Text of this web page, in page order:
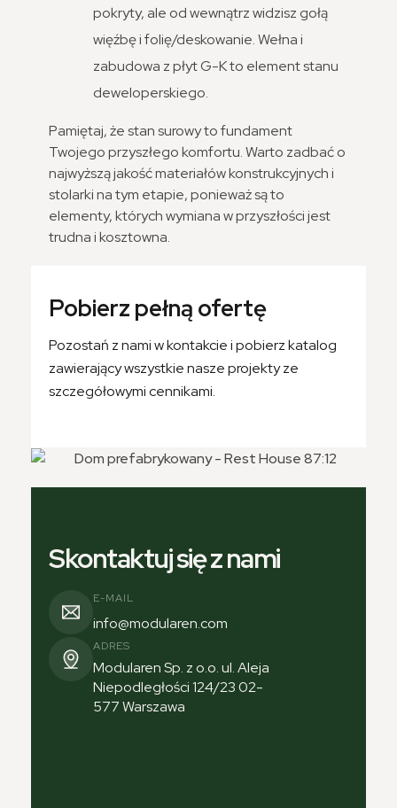
pokryty, ale od wewnątrz widzisz gołą
więźbę i folię/deskowanie. Wełna i
zabudowa z płyt G-K to element stanu
deweloperskiego.
Pamiętaj, że stan surowy to fundament
Twojego przyszłego komfortu. Warto zadbać o
najwyższą jakość materiałów konstrukcyjnych i
stolarki na tym etapie, ponieważ są to
elementy, których wymiana w przyszłości jest
trudna i kosztowna.
Pobierz pełną ofertę
Pozostań z nami w kontakcie i pobierz katalog
zawierający wszystkie nasze projekty ze
szczegółowymi cennikami.
Skontaktuj się z nami
E-MAIL
info@modularen.com
ADRES
Modularen Sp. z o.o. ul. Aleja
Niepodległości 124/23 02-
577 Warszawa